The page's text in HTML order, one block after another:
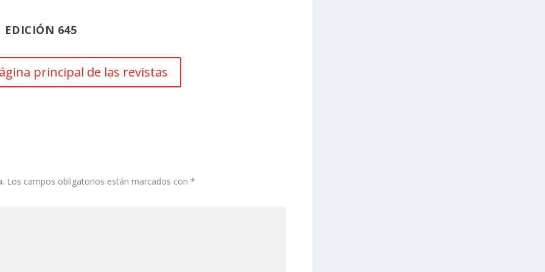
EDICIÓN 645
principal de las revistas
Los campos obligatorios están marcados con *